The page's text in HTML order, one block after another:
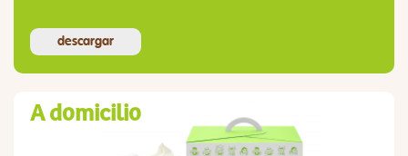
descargar
A domicilio